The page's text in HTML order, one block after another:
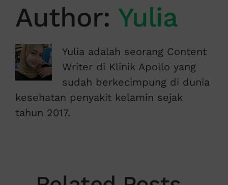
Author: Yulia
Yulia adalah seorang Content
Writer di Klinik Apollo yang
sudah berkecimpung di dunia
kesehatan penyakit kelamin sejak
tahun 2017.